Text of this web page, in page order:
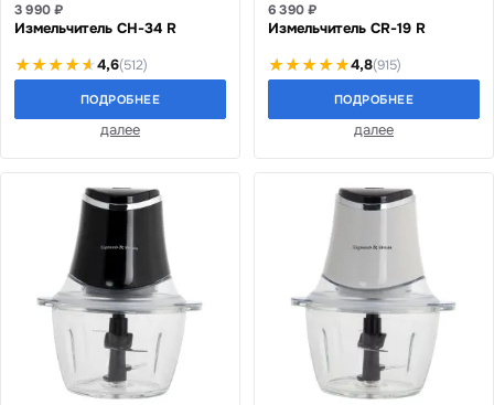
3 990 ₽
Измельчитель CH-34 R
4,6(512)
ПОДРОБНЕЕ
далее
6 390 ₽
Измельчитель CR-19 R
4,8(915)
ПОДРОБНЕЕ
далее